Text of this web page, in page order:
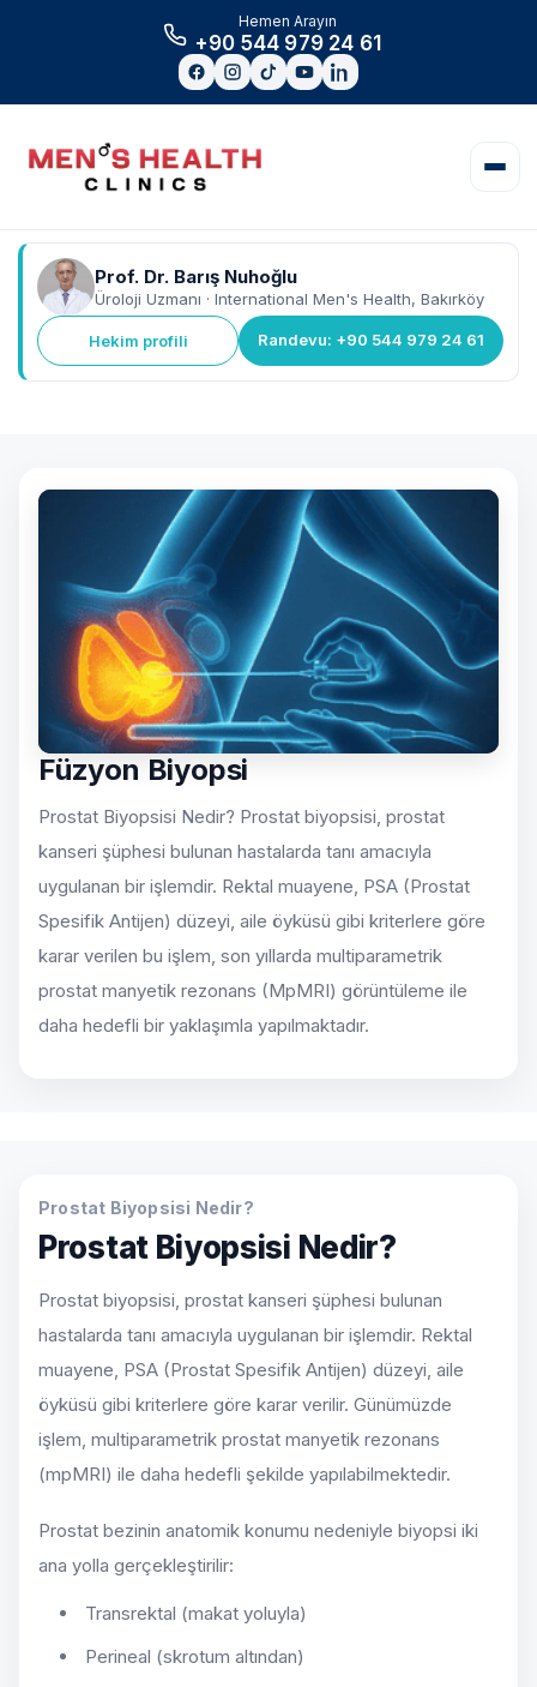
Hemen Arayın
+90 544 979 24 61
Prof. Dr. Barış Nuhoğlu
Üroloji Uzmanı · International Men's Health, Bakırköy
Hekim profili Randevu: +90 544 979 24 61
Füzyon Biyopsi
Prostat Biyopsisi Nedir? Prostat biyopsisi, prostat
kanseri şüphesi bulunan hastalarda tanı amacıyla
uygulanan bir işlemdir. Rektal muayene, PSA (Prostat
Spesifik Antijen) düzeyi, aile öyküsü gibi kriterlere göre
karar verilen bu işlem, son yıllarda multiparametrik
prostat manyetik rezonans (MpMRI) görüntüleme ile
daha hedefli bir yaklaşımla yapılmaktadır.
Prostat Biyopsisi Nedir?
Prostat Biyopsisi Nedir?
Prostat biyopsisi, prostat kanseri şüphesi bulunan
hastalarda tanı amacıyla uygulanan bir işlemdir. Rektal
muayene, PSA (Prostat Spesifik Antijen) düzeyi, aile
öyküsü gibi kriterlere göre karar verilir. Günümüzde
işlem, multiparametrik prostat manyetik rezonans
(mpMRI) ile daha hedefli şekilde yapılabilmektedir.
Prostat bezinin anatomik konumu nedeniyle biyopsi iki
ana yolla gerçekleştirilir:
Transrektal (makat yoluyla)
Perineal (skrotum altından)